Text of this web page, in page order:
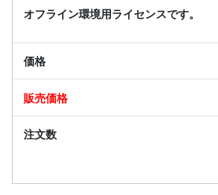
オフライン環境用ライセンスです。